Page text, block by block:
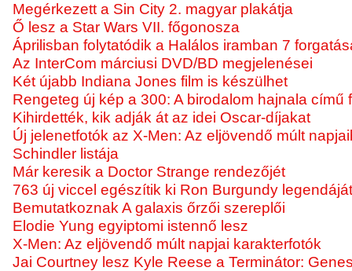
Megérkezett a Sin City 2. magyar plakátja
Ő lesz a Star Wars VII. főgonosza
Áprilisban folytatódik a Halálos iramban 7
Az InterCom márciusi DVD/BD megjelenései
Két újabb Indiana Jones film is készülhet
Rengeteg új kép a 300: A birodalom hajnala című
Kihirdették, kik adják át az idei Oscar-díjakat
Új jelenetfotók az X-Men: Az eljövendő múlt
Schindler listája
Már keresik a Doctor Strange rendezőjét
763 új viccel egészítik ki Ron Burgundy legendáját
Bemutatkoznak A galaxis őrzői szereplői
Elodie Yung egyiptomi istennő lesz
X-Men: Az eljövendő múlt napjai karakterfotók
Jai Courtney lesz Kyle Reese a Terminátor: